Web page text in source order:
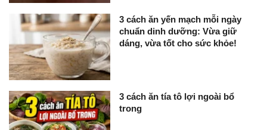
3 cách ăn yến mạch mỗi ngày
chuẩn dinh dưỡng: Vừa giữ
dáng, vừa tốt cho sức khỏe!
3 cách ăn tía tô lợi ngoài bổ
trong